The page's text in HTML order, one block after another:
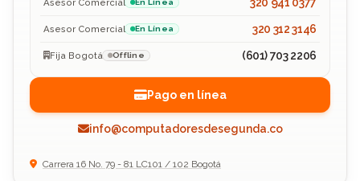
Asesor Comercial En Línea
Asesor Comercial En Línea 320 312 3146
Fija Bogotá Offline (601) 703 2206
Pago en línea
info@computadoresdesegunda.co
Carrera 16 No. 79 - 81 LC101 / 102 Bogotá